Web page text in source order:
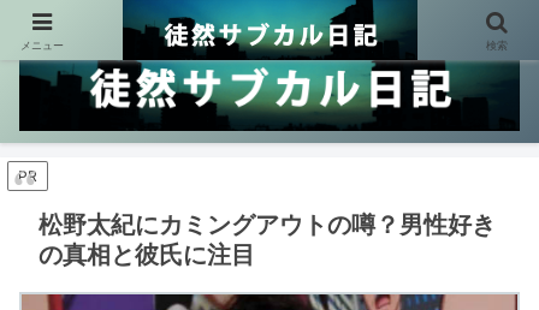
PR
松野太紀にカミングアウトの噂？男性好き
の真相と彼氏に注目
メニュー 検索